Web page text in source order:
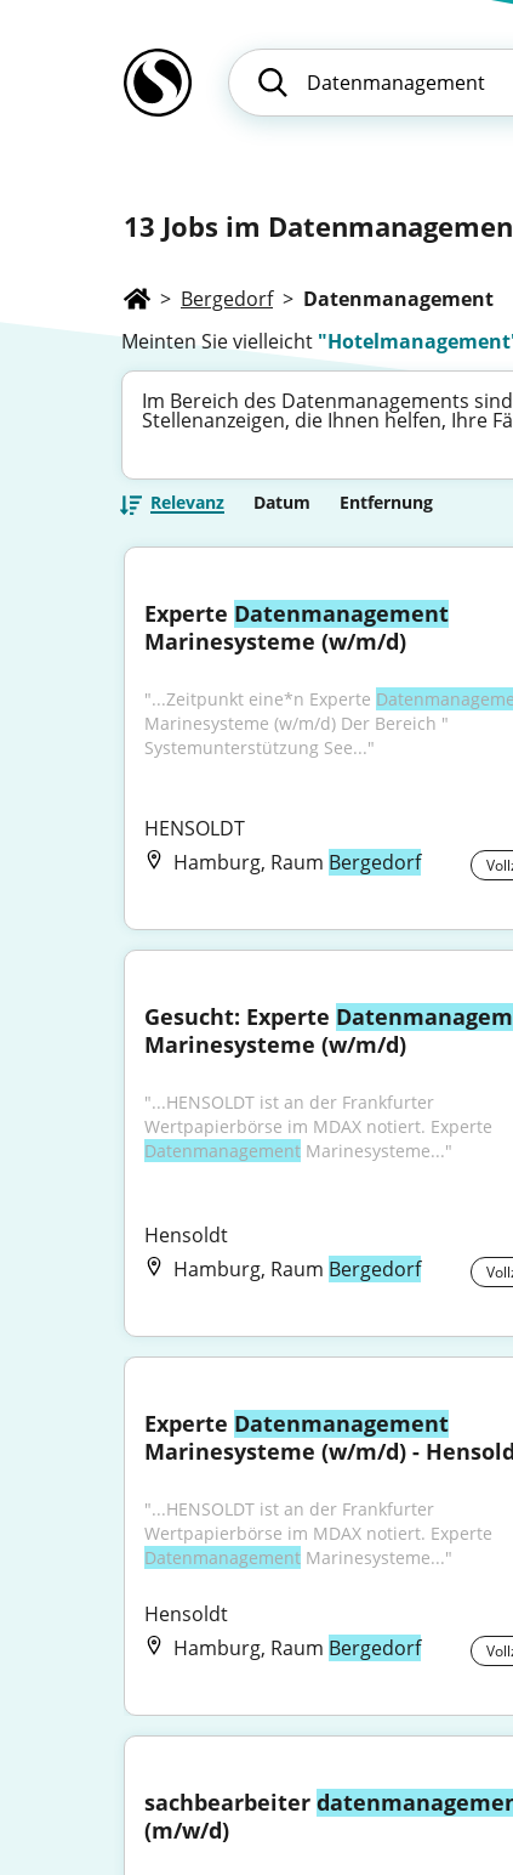
13 Jobs im
> Bergedorf > Datenmanagement
Meinten Sie vielleicht
Im Bereich des Datenmanagements
Stellenanzeigen, die Ihnen helfen, Ihre
Relevanz Datum Entfernung
Experte Datenmanagement
Marinesysteme (w/m/d)
"...Zeitpunkt eine*n Experte
Marinesysteme (w/m/d) Der Bereich "
Systemunterstützung See..."
HENSOLDT
Hamburg, Raum Bergedorf
Gesucht: Experte
Marinesysteme (w/m/d)
"...HENSOLDT ist an der Frankfurter
Datenmanagement Marinesysteme..."
Hensoldt
Hamburg, Raum Bergedorf
Experte Datenmanagement
Marinesysteme (w/m/d) -
"...HENSOLDT ist an der Frankfurter
Datenmanagement Marinesysteme..."
Hensoldt
Hamburg, Raum Bergedorf
sachbearbeiter
(m/w/d)